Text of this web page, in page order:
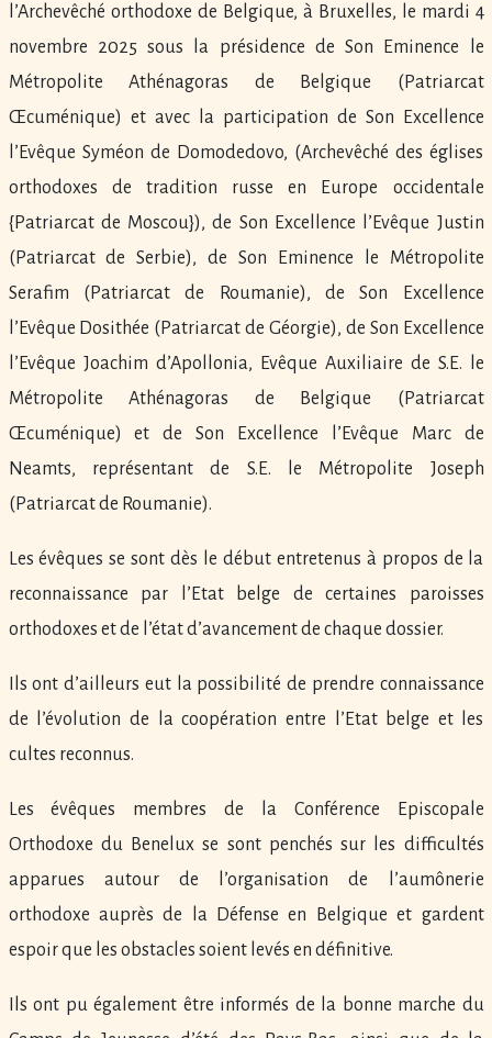
l’Archevêché orthodoxe de Belgique, à Bruxelles, le mardi 4
novembre 2025 sous la présidence de Son Eminence le
Métropolite Athénagoras de Belgique (Patriarcat
Œcuménique) et avec la participation de Son Excellence
l’Evêque Syméon de Domodedovo, (Archevêché des églises
orthodoxes de tradition russe en Europe occidentale
{Patriarcat de Moscou}), de Son Excellence l’Evêque Justin
(Patriarcat de Serbie), de Son Eminence le Métropolite
Serafim (Patriarcat de Roumanie), de Son Excellence
l’Evêque Dosithée (Patriarcat de Géorgie), de Son Excellence
l’Evêque Joachim d’Apollonia, Evêque Auxiliaire de S.E. le
Métropolite Athénagoras de Belgique (Patriarcat
Œcuménique) et de Son Excellence l’Evêque Marc de
Neamts, représentant de S.E. le Métropolite Joseph
(Patriarcat de Roumanie).
Les évêques se sont dès le début entretenus à propos de la
reconnaissance par l’Etat belge de certaines paroisses
orthodoxes et de l’état d’avancement de chaque dossier.
Ils ont d’ailleurs eut la possibilité de prendre connaissance
de l’évolution de la coopération entre l’Etat belge et les
cultes reconnus.
Les évêques membres de la Conférence Episcopale
Orthodoxe du Benelux se sont penchés sur les difficultés
apparues autour de l’organisation de l’aumônerie
orthodoxe auprès de la Défense en Belgique et gardent
espoir que les obstacles soient levés en définitive.
Ils ont pu également être informés de la bonne marche du